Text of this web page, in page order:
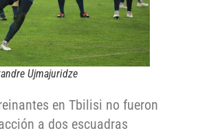
Ujmajuridze
en Tbilisi no fueron
a dos escuadras